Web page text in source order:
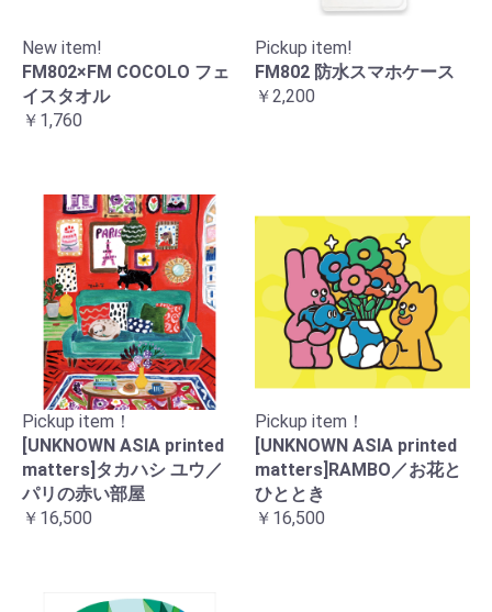
New item!
FM802×FM COCOLO フェ
イスタオル
￥1,760
Pickup item!
FM802 防水スマホケース
￥2,200
Pickup item！
[UNKNOWN ASIA printed
matters]タカハシ ユウ／
パリの赤い部屋
￥16,500
Pickup item！
[UNKNOWN ASIA printed
matters]RAMBO／お花と
ひととき
￥16,500